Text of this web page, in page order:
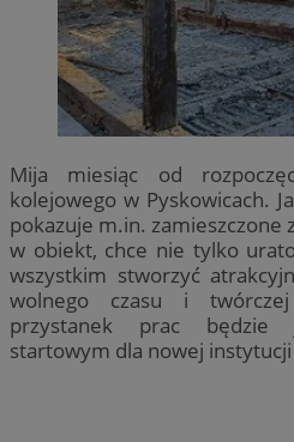
Mija miesiąc od
kolejowego w Pyskowicach.
pokazuje m.in. zamieszczone
w obiekt, chce nie tylko
wszystkim stworzyć
wolnego czasu i twórczej
przystanek prac będzie
startowym dla nowej instytucji